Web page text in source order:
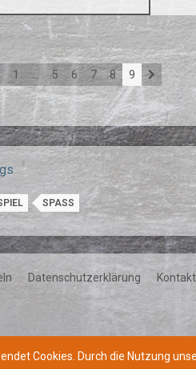
1 … 5 6 7 8 9
SPASS
Datenschutzerklärung Kontakt
Cookies. Durch die Nutzung